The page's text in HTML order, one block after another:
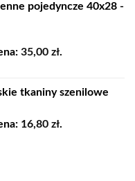
pojedyncze 40x28 -
35,00 zł.
tkaniny szenilowe
16,80 zł.